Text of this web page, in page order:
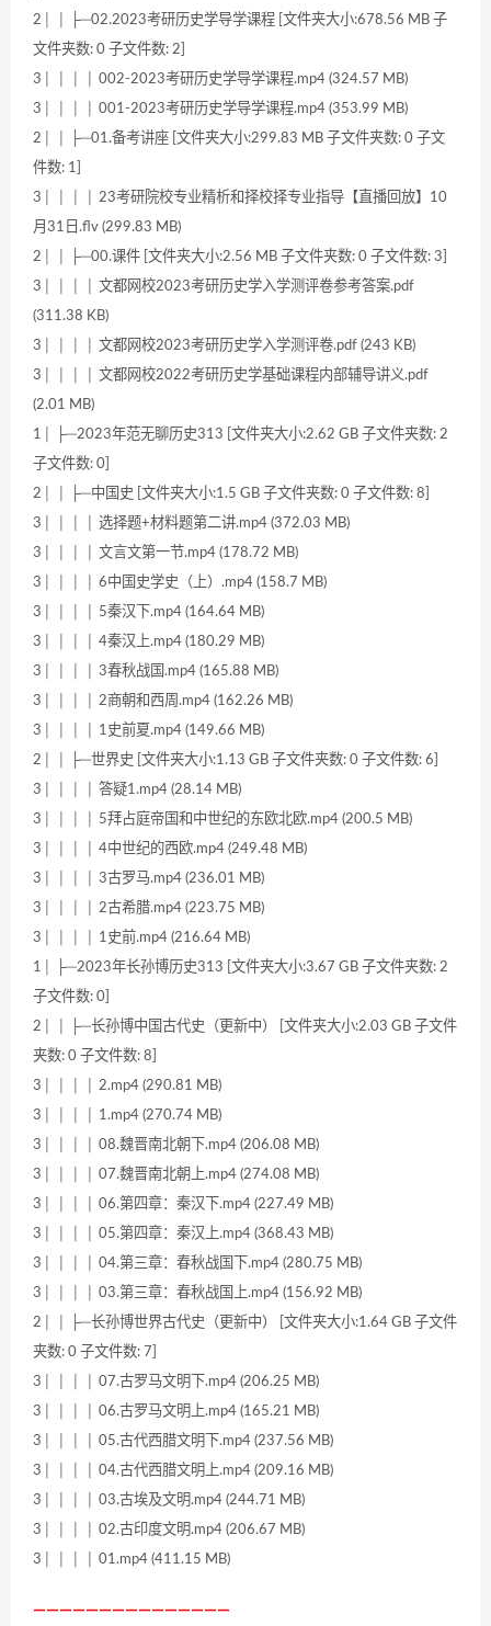
2│ │ ├─02.2023考研历史学导学课程 [文件夹大小:678.56 MB 子
文件夹数: 0 子文件数: 2]
3│ │ │ │ 002-2023考研历史学导学课程.mp4 (324.57 MB)
3│ │ │ │ 001-2023考研历史学导学课程.mp4 (353.99 MB)
2│ │ ├─01.备考讲座 [文件夹大小:299.83 MB 子文件夹数: 0 子文
件数: 1]
3│ │ │ │ 23考研院校专业精析和择校择专业指导【直播回放】10
月31日.flv (299.83 MB)
2│ │ ├─00.课件 [文件夹大小:2.56 MB 子文件夹数: 0 子文件数: 3]
3│ │ │ │ 文都网校2023考研历史学入学测评卷参考答案.pdf
(311.38 KB)
3│ │ │ │ 文都网校2023考研历史学入学测评卷.pdf (243 KB)
3│ │ │ │ 文都网校2022考研历史学基础课程内部辅导讲义.pdf
(2.01 MB)
1│ ├─2023年范无聊历史313 [文件夹大小:2.62 GB 子文件夹数: 2
子文件数: 0]
2│ │ ├─中国史 [文件夹大小:1.5 GB 子文件夹数: 0 子文件数: 8]
3│ │ │ │ 选择题+材料题第二讲.mp4 (372.03 MB)
3│ │ │ │ 文言文第一节.mp4 (178.72 MB)
3│ │ │ │ 6中国史学史（上）.mp4 (158.7 MB)
3│ │ │ │ 5秦汉下.mp4 (164.64 MB)
3│ │ │ │ 4秦汉上.mp4 (180.29 MB)
3│ │ │ │ 3春秋战国.mp4 (165.88 MB)
3│ │ │ │ 2商朝和西周.mp4 (162.26 MB)
3│ │ │ │ 1史前夏.mp4 (149.66 MB)
2│ │ ├─世界史 [文件夹大小:1.13 GB 子文件夹数: 0 子文件数: 6]
3│ │ │ │ 答疑1.mp4 (28.14 MB)
3│ │ │ │ 5拜占庭帝国和中世纪的东欧北欧.mp4 (200.5 MB)
3│ │ │ │ 4中世纪的西欧.mp4 (249.48 MB)
3│ │ │ │ 3古罗马.mp4 (236.01 MB)
3│ │ │ │ 2古希腊.mp4 (223.75 MB)
3│ │ │ │ 1史前.mp4 (216.64 MB)
1│ ├─2023年长孙博历史313 [文件夹大小:3.67 GB 子文件夹数: 2
子文件数: 0]
2│ │ ├─长孙博中国古代史（更新中） [文件夹大小:2.03 GB 子文件
夹数: 0 子文件数: 8]
3│ │ │ │ 2.mp4 (290.81 MB)
3│ │ │ │ 1.mp4 (270.74 MB)
3│ │ │ │ 08.魏晋南北朝下.mp4 (206.08 MB)
3│ │ │ │ 07.魏晋南北朝上.mp4 (274.08 MB)
3│ │ │ │ 06.第四章：秦汉下.mp4 (227.49 MB)
3│ │ │ │ 05.第四章：秦汉上.mp4 (368.43 MB)
3│ │ │ │ 04.第三章：春秋战国下.mp4 (280.75 MB)
3│ │ │ │ 03.第三章：春秋战国上.mp4 (156.92 MB)
2│ │ ├─长孙博世界古代史（更新中） [文件夹大小:1.64 GB 子文件
夹数: 0 子文件数: 7]
3│ │ │ │ 07.古罗马文明下.mp4 (206.25 MB)
3│ │ │ │ 06.古罗马文明上.mp4 (165.21 MB)
3│ │ │ │ 05.古代西腊文明下.mp4 (237.56 MB)
3│ │ │ │ 04.古代西腊文明上.mp4 (209.16 MB)
3│ │ │ │ 03.古埃及文明.mp4 (244.71 MB)
3│ │ │ │ 02.古印度文明.mp4 (206.67 MB)
3│ │ │ │ 01.mp4 (411.15 MB)
———————————————